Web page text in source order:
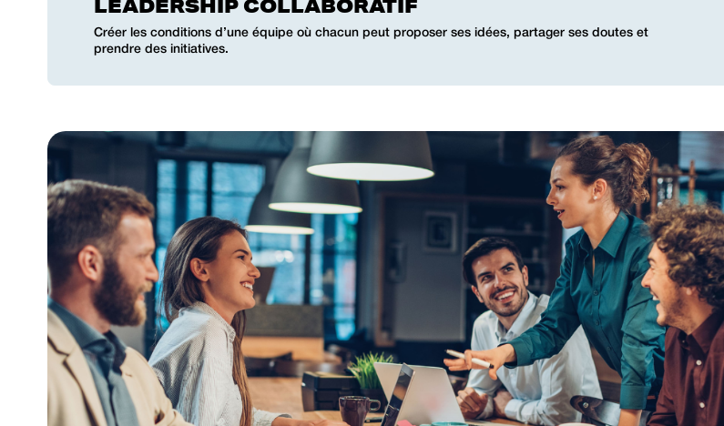
LEADERSHIP COLLABORATIF
Créer les conditions d’une équipe où chacun peut proposer ses idées, partager ses doutes et
prendre des initiatives.